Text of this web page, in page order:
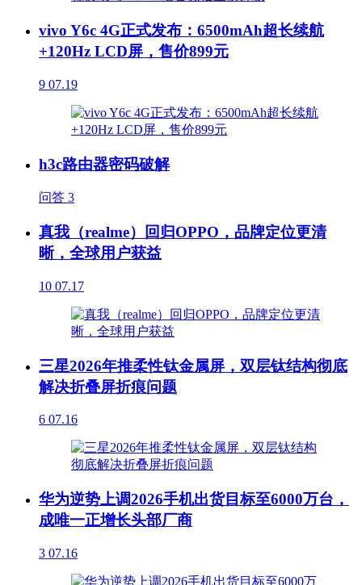
vivo Y6c 4G正式发布：6500mAh超长续航
+120Hz LCD屏，售价899元
9 07.19
h3c路由器密码破解
问答 3
真我（realme）回归OPPO，品牌定位更清
晰，全球用户获益
10 07.17
三星2026年推柔性钛金属屏，双层钛结构彻底
解决折叠屏折痕问题
6 07.16
华为逆势上调2026手机出货目标至6000万台，
成唯一正增长头部厂商
3 07.16